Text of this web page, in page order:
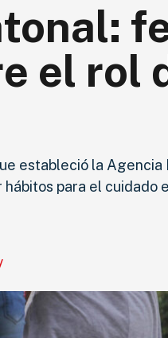
el rol
estableció la Agencia
para el cuidado